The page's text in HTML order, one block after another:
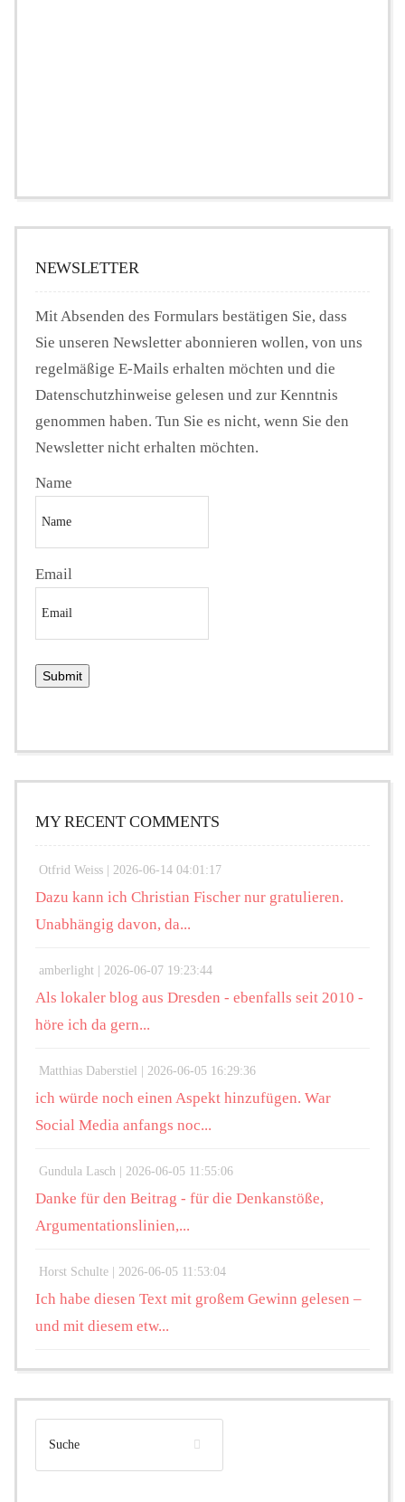
NEWSLETTER
Mit Absenden des Formulars bestätigen Sie, dass
Sie unseren Newsletter abonnieren wollen, von uns
regelmäßige E-Mails erhalten möchten und die
Datenschutzhinweise gelesen und zur Kenntnis
genommen haben. Tun Sie es nicht, wenn Sie den
Newsletter nicht erhalten möchten.
Name
Email
MY RECENT COMMENTS
Otfrid Weiss | 2026-06-14 04:01:17
Dazu kann ich Christian Fischer nur gratulieren.
Unabhängig davon, da...
amberlight | 2026-06-07 19:23:44
Als lokaler blog aus Dresden - ebenfalls seit 2010 -
höre ich da gern...
Matthias Daberstiel | 2026-06-05 16:29:36
ich würde noch einen Aspekt hinzufügen. War
Social Media anfangs noc...
Gundula Lasch | 2026-06-05 11:55:06
Danke für den Beitrag - für die Denkanstöße,
Argumentationslinien,...
Horst Schulte | 2026-06-05 11:53:04
Ich habe diesen Text mit großem Gewinn gelesen –
und mit diesem etw...